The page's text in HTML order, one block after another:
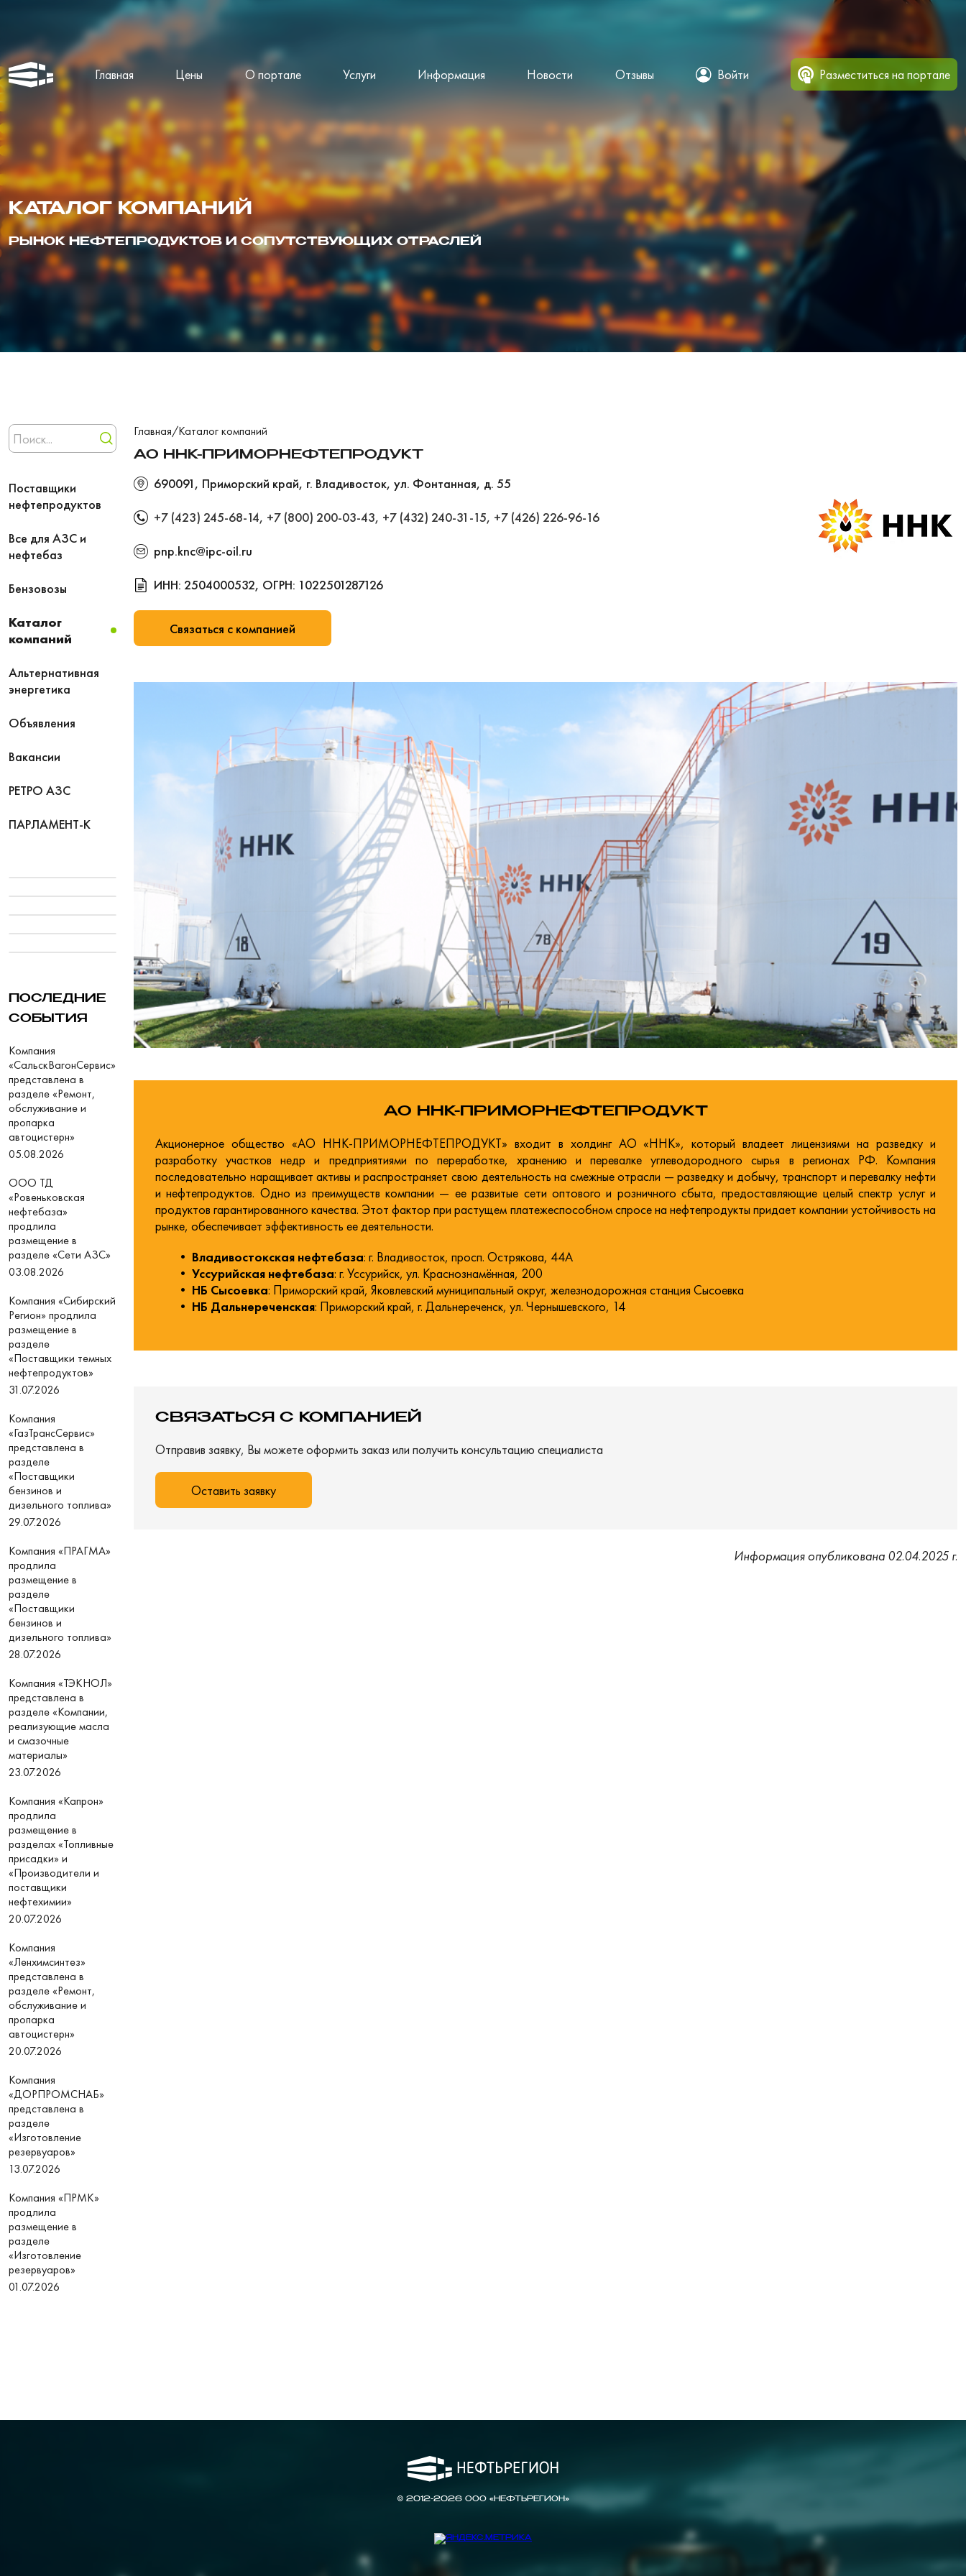
Главная Цены О портале Услуги Информация Новости Отзывы Войти Разместиться на портале
КАТАЛОГ КОМПАНИЙ
РЫНОК НЕФТЕПРОДУКТОВ И СОПУТСТВУЮЩИХ ОТРАСЛЕЙ
Поставщики
нефтепродуктов
Все для АЗС и
нефтебаз
Бензовозы
Каталог
компаний
Альтернативная
энергетика
Объявления
Вакансии
РЕТРО АЗС
ПАРЛАМЕНТ-К
ПОСЛЕДНИЕ
СОБЫТИЯ
Компания
«СальскВагонСервис»
представлена в
разделе «Ремонт,
обслуживание и
пропарка
автоцистерн»
05.08.2026
ООО ТД
«Ровеньковская
нефтебаза»
продлила
размещение в
разделе «Сети АЗС»
03.08.2026
Компания «Сибирский
Регион» продлила
размещение в
разделе
«Поставщики темных
нефтепродуктов»
31.07.2026
Компания
«ГазТрансСервис»
представлена в
разделе
«Поставщики
бензинов и
дизельного топлива»
29.07.2026
Компания «ПРАГМА»
продлила
размещение в
разделе
«Поставщики
бензинов и
дизельного топлива»
28.07.2026
Компания «ТЭКНОЛ»
представлена в
разделе «Компании,
реализующие масла
и смазочные
материалы»
23.07.2026
Компания «Капрон»
продлила
размещение в
разделах «Топливные
присадки» и
«Производители и
поставщики
нефтехимии»
20.07.2026
Компания
«Ленхимсинтез»
представлена в
разделе «Ремонт,
обслуживание и
пропарка
автоцистерн»
20.07.2026
Компания
«ДОРПРОМСНАБ»
представлена в
разделе
«Изготовление
резервуаров»
13.07.2026
Компания «ПРМК»
продлила
размещение в
разделе
«Изготовление
резервуаров»
01.07.2026
Главная/Каталог компаний
АО ННК-ПРИМОРНЕФТЕПРОДУКТ
690091, Приморский край, г. Владивосток, ул. Фонтанная, д. 55
+7 (423) 245-68-14, +7 (800) 200-03-43, +7 (432) 240-31-15, +7 (426) 226-96-16
pnp.knc@ipc-oil.ru
ИНН: 2504000532, ОГРН: 1022501287126
Связаться с компанией
АО ННК-ПРИМОРНЕФТЕПРОДУКТ
Акционерное общество «АО ННК-ПРИМОРНЕФТЕПРОДУКТ» входит в холдинг АО «ННК», который владеет лицензиями на разведку и
разработку участков недр и предприятиями по переработке, хранению и перевалке углеводородного сырья в регионах РФ. Компания
последовательно наращивает активы и распространяет свою деятельность на смежные отрасли — разведку и добычу, транспорт и перевалку нефти
и нефтепродуктов. Одно из преимуществ компании — ее развитые сети оптового и розничного сбыта, предоставляющие целый спектр услуг и
продуктов гарантированного качества. Этот фактор при растущем платежеспособном спросе на нефтепродукты придает компании устойчивость на
рынке, обеспечивает эффективность ее деятельности.
• Владивостокская нефтебаза: г. Владивосток, просп. Острякова, 44А
• Уссурийская нефтебаза: г. Уссурийск, ул. Краснознамённая, 200
• НБ Сысоевка: Приморский край, Яковлевский муниципальный округ, железнодорожная станция Сысоевка
• НБ Дальнереченская: Приморский край, г. Дальнереченск, ул. Чернышевского, 14
СВЯЗАТЬСЯ С КОМПАНИЕЙ
Отправив заявку, Вы можете оформить заказ или получить консультацию специалиста
Оставить заявку
Информация опубликована 02.04.2025 г.
© 2012-2026 ООО «НЕФТЬРЕГИОН»